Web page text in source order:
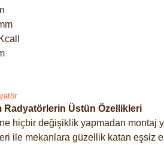
Radyatörlerin Üstün Özellikleri
hiçbir değişiklik yapmadan montaj
ile mekanlara güzellik katan eşsiz